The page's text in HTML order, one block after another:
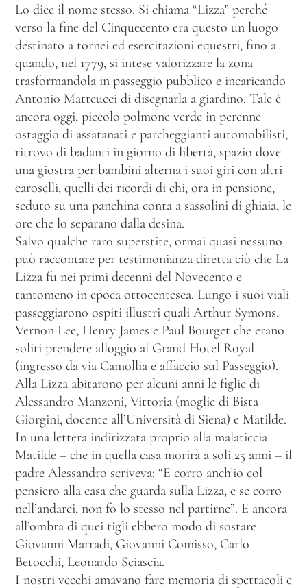
Lo dice il nome stesso. Si chiama “Lizza” perché
verso la fine del Cinquecento era questo un luogo
destinato a tornei ed esercitazioni equestri, fino a
quando, nel 1779, si intese valorizzare la zona
trasformandola in passeggio pubblico e incaricando
Antonio Matteucci di disegnarla a giardino. Tale è
ancora oggi, piccolo polmone verde in perenne
ostaggio di assatanati e parcheggianti automobilisti,
ritrovo di badanti in giorno di libertà, spazio dove
una giostra per bambini alterna i suoi giri con altri
caroselli, quelli dei ricordi di chi, ora in pensione,
seduto su una panchina conta a sassolini di ghiaia, le
ore che lo separano dalla desina.
Salvo qualche raro superstite, ormai quasi nessuno
può raccontare per testimonianza diretta ciò che La
Lizza fu nei primi decenni del Novecento e
tantomeno in epoca ottocentesca. Lungo i suoi viali
passeggiarono ospiti illustri quali Arthur Symons,
Vernon Lee, Henry James e Paul Bourget che erano
soliti prendere alloggio al Grand Hotel Royal
(ingresso da via Camollia e affaccio sul Passeggio).
Alla Lizza abitarono per alcuni anni le figlie di
Alessandro Manzoni, Vittoria (moglie di Bista
Giorgini, docente all’Università di Siena) e Matilde.
In una lettera indirizzata proprio alla malaticcia
Matilde – che in quella casa morirà a soli 25 anni – il
padre Alessandro scriveva: “E corro anch’io col
pensiero alla casa che guarda sulla Lizza, e se corro
nell’andarci, non fo lo stesso nel partirne”. E ancora
all’ombra di quei tigli ebbero modo di sostare
Giovanni Marradi, Giovanni Comisso, Carlo
Betocchi, Leonardo Sciascia.
I nostri vecchi amavano fare memoria di spettacoli e